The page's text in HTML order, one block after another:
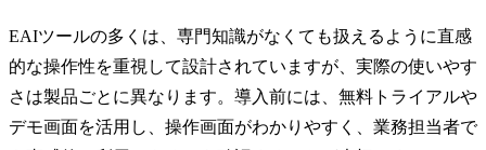
EAIツールの多くは、専門知識がなくても扱えるように直感
的な操作性を重視して設計されていますが、実際の使いやす
さは製品ごとに異なります。導入前には、無料トライアルや
デモ画面を活用し、操作画面がわかりやすく、業務担当者で